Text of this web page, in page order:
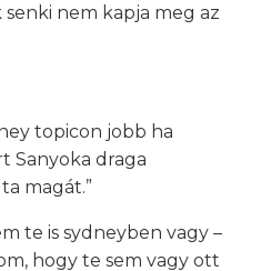
senki nem kapja meg az
topicon jobb ha
Sanyoka draga
magát.”
te is sydneyben vagy –
hogy te sem vagy ott